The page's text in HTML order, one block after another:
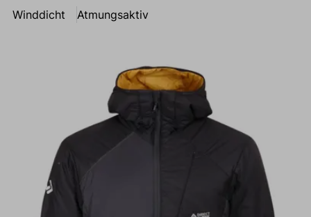
Winddicht Atmungsaktiv